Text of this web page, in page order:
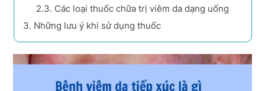
2.3. Các loại thuốc chữa trị viêm da dạng uống
3. Những lưu ý khi sử dụng thuốc